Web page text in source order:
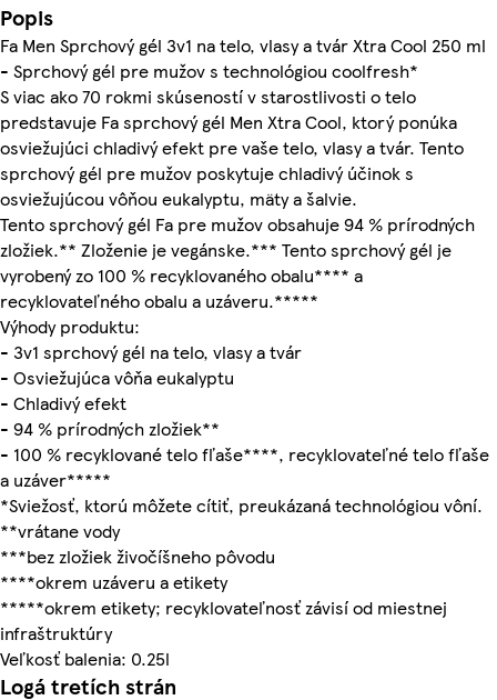
Popis
Fa Men Sprchový gél 3v1 na telo, vlasy a tvár Xtra Cool 250 ml
- Sprchový gél pre mužov s technológiou coolfresh*
S viac ako 70 rokmi skúseností v starostlivosti o telo
predstavuje Fa sprchový gél Men Xtra Cool, ktorý ponúka
osviežujúci chladivý efekt pre vaše telo, vlasy a tvár. Tento
sprchový gél pre mužov poskytuje chladivý účinok s
osviežujúcou vôňou eukalyptu, mäty a šalvie.
Tento sprchový gél Fa pre mužov obsahuje 94 % prírodných
zložiek.** Zloženie je vegánske.*** Tento sprchový gél je
vyrobený zo 100 % recyklovaného obalu**** a
recyklovateľného obalu a uzáveru.*****
Výhody produktu:
- 3v1 sprchový gél na telo, vlasy a tvár
- Osviežujúca vôňa eukalyptu
- Chladivý efekt
- 94 % prírodných zložiek**
- 100 % recyklované telo fľaše****, recyklovateľné telo fľaše
a uzáver*****
*Sviežosť, ktorú môžete cítiť, preukázaná technológiou vôní.
**vrátane vody
***bez zložiek živočíšneho pôvodu
****okrem uzáveru a etikety
*****okrem etikety; recyklovateľnosť závisí od miestnej
infraštruktúry
Veľkosť balenia: 0.25l
Logá tretích strán